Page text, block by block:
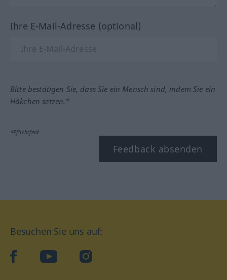
Ihre E-Mail-Adresse (optional)
Bitte bestätigen Sie, dass Sie ein Mensch sind, indem Sie ein
Häkchen setzen.*
*Pflichtfeld
Feedback absenden
Besuchen Sie uns auf:
facebookYouTube Instagram